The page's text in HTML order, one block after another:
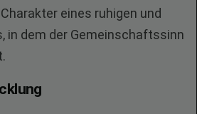
eines ruhigen und
in dem der Gemeinschaftssinn